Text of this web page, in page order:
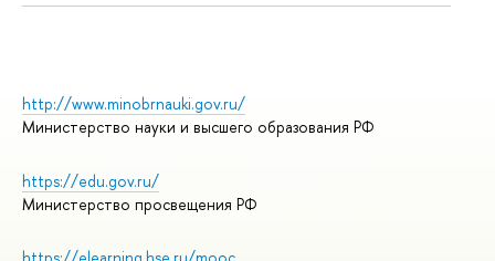
http://www.minobrnauki.gov.ru/
Министерство науки и высшего образования РФ
https://edu.gov.ru/
Министерство просвещения РФ